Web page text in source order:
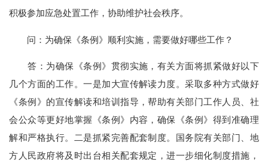
积极参加应急处置工作，协助维护社会秩序。
问：为确保《条例》顺利实施，需要做好哪些工作？
答：为确保《条例》贯彻实施，有关方面将抓紧做好以下
几个方面的工作。一是加大宣传解读力度。采取多种方式做好
《条例》的宣传解读和培训指导，帮助有关部门工作人员、社
会公众等更好地掌握《条例》内容，确保《条例》得到准确理
解和严格执行。二是抓紧完善配套制度。国务院有关部门、地
方人民政府将及时出台相关配套规定，进一步细化制度措施，